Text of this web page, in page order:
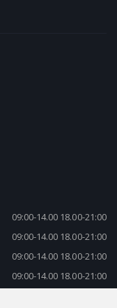
09:00-14.00 18.00-21:00
09:00-14.00 18.00-21:00
09:00-14.00 18.00-21:00
09:00-14.00 18.00-21:00